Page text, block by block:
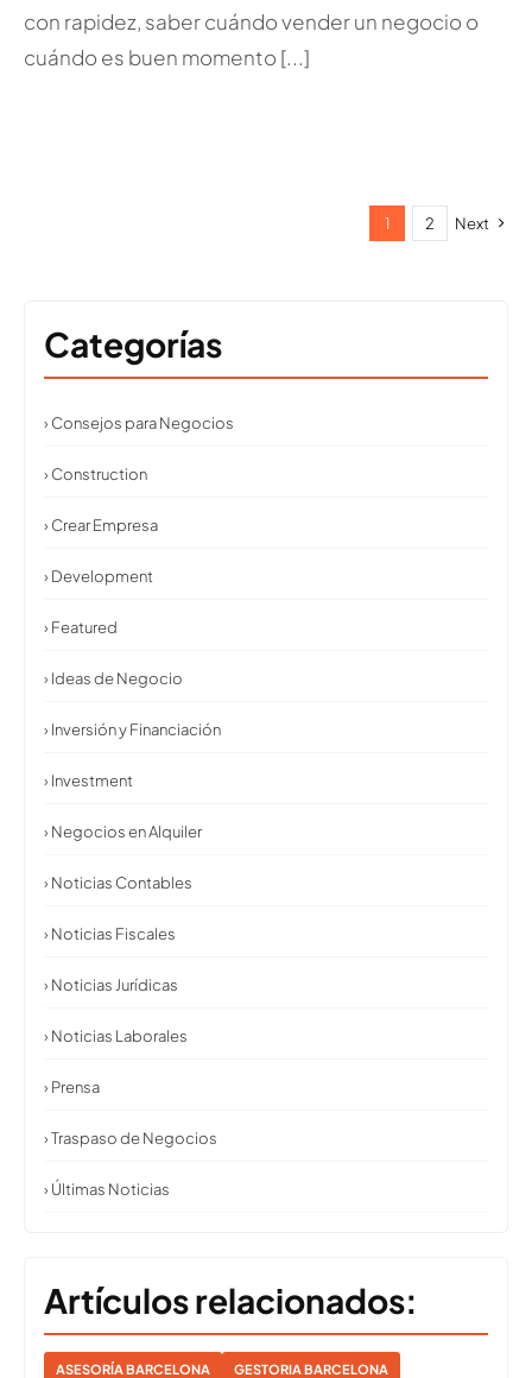
con rapidez, saber cuándo vender un negocio o
cuándo es buen momento [...]
1 2 Next
Categorías
› Consejos para Negocios
› Construction
› Crear Empresa
› Development
› Featured
› Ideas de Negocio
› Inversión y Financiación
› Investment
› Negocios en Alquiler
› Noticias Contables
› Noticias Fiscales
› Noticias Jurídicas
› Noticias Laborales
› Prensa
› Traspaso de Negocios
› Últimas Noticias
Artículos relacionados:
ASESORÍA BARCELONA GESTORIA BARCELONA